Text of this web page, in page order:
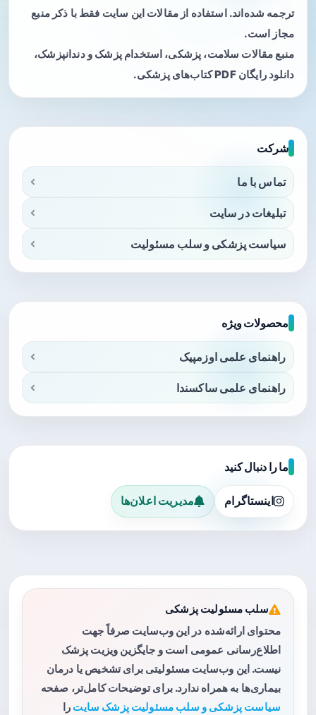
ترجمه شده‌اند. استفاده از مقالات این سایت فقط با ذکر منبع
مجاز است.
منبع مقالات سلامت، پزشکی، استخدام پزشک و دندانپزشک،
دانلود رایگان PDF کتاب‌های پزشکی.
شرکت
تماس با ما
تبلیغات در سایت
سیاست پزشکی و سلب مسئولیت
محصولات ویژه
راهنمای علمی اوزمپیک
راهنمای علمی ساکسندا
ما را دنبال کنید
اینستاگرام مدیریت اعلان‌ها
سلب مسئولیت پزشکی
محتوای ارائه‌شده در این وب‌سایت صرفاً جهت
اطلاع‌رسانی عمومی است و جایگزین ویزیت پزشک
نیست. این وب‌سایت مسئولیتی برای تشخیص یا درمان
بیماری‌ها به همراه ندارد. برای توضیحات کامل‌تر، صفحه
سیاست پزشکی و سلب مسئولیت پزشک سایت را